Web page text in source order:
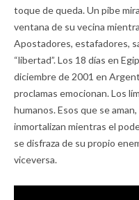
toque de queda. Un pibe
ventana de su vecina
Apostadores, estafadores,
“libertad”. Los 18 días en
diciembre de 2001 en
proclamas emocionan. Los
humanos. Esos que se
inmortalizan mientras el
se disfraza de su propio
viceversa.